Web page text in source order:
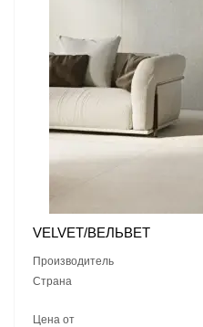
VELVET/ВЕЛЬВЕТ
Производитель
Страна
Цена от